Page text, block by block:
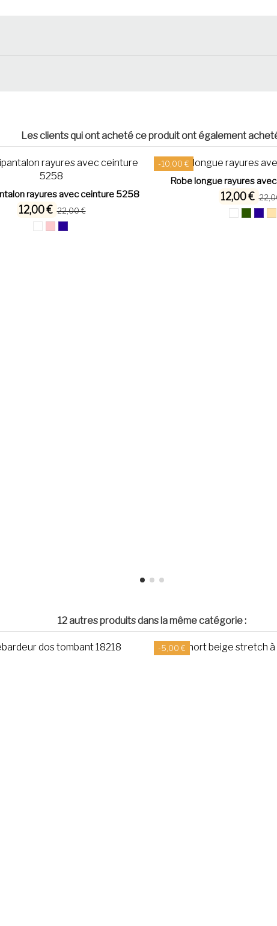
Les clients qui ont acheté ce produit ont également
rayures avec ceinture 5258
12,00 € 22,00 €
-10,00 €
Robe longue rayures
12,00 €
12 autres produits dans la même catégorie :
-5,00 €